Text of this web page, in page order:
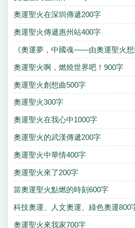
奧運聖火在深圳傳遞200字
奧運聖火傳遞惠州站400字
《奧運夢，中國魂——由奧運聖火想
奧運聖火啊，燃燒世界吧！900字
奧運聖火創想曲500字
奧運聖火300字
奧運聖火在我心中1000字
奧運聖火的武漢傳遞200字
奧運聖火中華情400字
奧運聖火來了200字
當奧運聖火點燃的時刻600字
科技奧運、人文奧運、綠色奧運800
奧運聖火來我家700字